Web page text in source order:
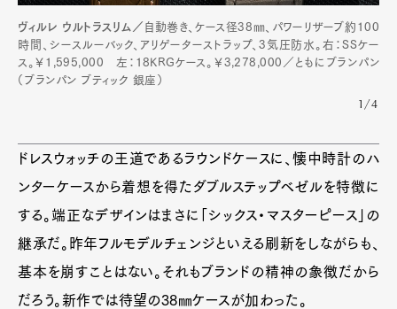
Pen Membership
Magazine
Official Columnist
About
Contact
Pen Meet
Pen international Pen tw
ヴィルレ ウルトラスリム／ 自動巻き、ケース径38㎜、パワーリザーブ約100
時間、シースルーバック、アリゲーターストラップ、3気圧防水。右：SSケー
ス。￥1,595,000 左：18KRGケース。￥3,278,000／ともにブランパン
（ブランパン ブティック 銀座）
1/4
ドレスウォッチの王道であるラウンドケースに、懐中時計のハ
ンターケースから着想を得たダブルステップベゼルを特徴に
する。端正なデザインはまさに「シックス・マスターピース」の
継承だ。昨年フルモデルチェンジといえる刷新をしながらも、
基本を崩すことはない。それもブランドの精神の象徴だから
だろう。新作では待望の38㎜ケースが加わった。